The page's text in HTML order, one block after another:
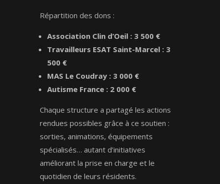
Répartition des dons :
Association Clin d’Oeil : 3 500 €
Travailleurs ESAT Saint-Marcel : 3
500 €
MAS Le Coudray : 3 000 €
Autisme France : 2 000 €
Chaque structure a partagé les actions
rendues possibles grâce à ce soutien :
sorties, animations, équipements
spécialisés… autant d’initiatives
améliorant la prise en charge et le
quotidien de leurs résidents.